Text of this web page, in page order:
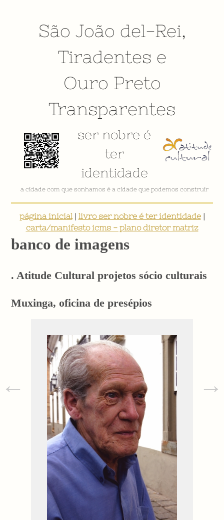
São João del-Rei,
Tiradentes e
Ouro Preto
Transparentes
ser nobre é
ter
identidade
a cidade com que sonhamos é a cidade que podemos construir
página inicial| livro ser nobre é ter identidade|
carta/manifesto icms - plano diretor matriz
banco de imagens
. Atitude Cultural projetos sócio culturais
Muxinga, oficina de presépios
← →